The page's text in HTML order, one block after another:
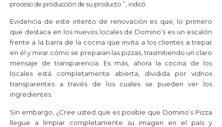
proceso de producción de su producto ”, indicó.
Evidencia de este intento de renovación es que, lo primero
que destaca en los nuevos locales de Domino’s es un escalón
frente a la barra de la cocina que invita a los clientes a trepar
en él y mirar cómo se preparan las pizzas, trasmitiendo un claro
mensaje de transparencia. Es más, ahora la cocina de los
locales está completamente abierta, dividida por vidrios
transparentes a través de los cuales se pueden ver los
ingredientes.
Sin embargo, ¿Cree usted que es posible que Domino’s Pizza
llegue a limpiar completamente su imagen en el país y